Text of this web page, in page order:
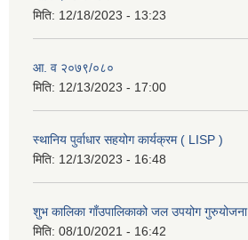
मिति: 12/18/2023 - 13:23
आ. व २०७९/०८०
मिति: 12/13/2023 - 17:00
स्थानिय पुर्वाधार सहयोग कार्यक्रम ( LISP )
मिति: 12/13/2023 - 16:48
शुभ कालिका गाँउपालिकाको जल उपयोग गुरुयोजना
मिति: 08/10/2021 - 16:42